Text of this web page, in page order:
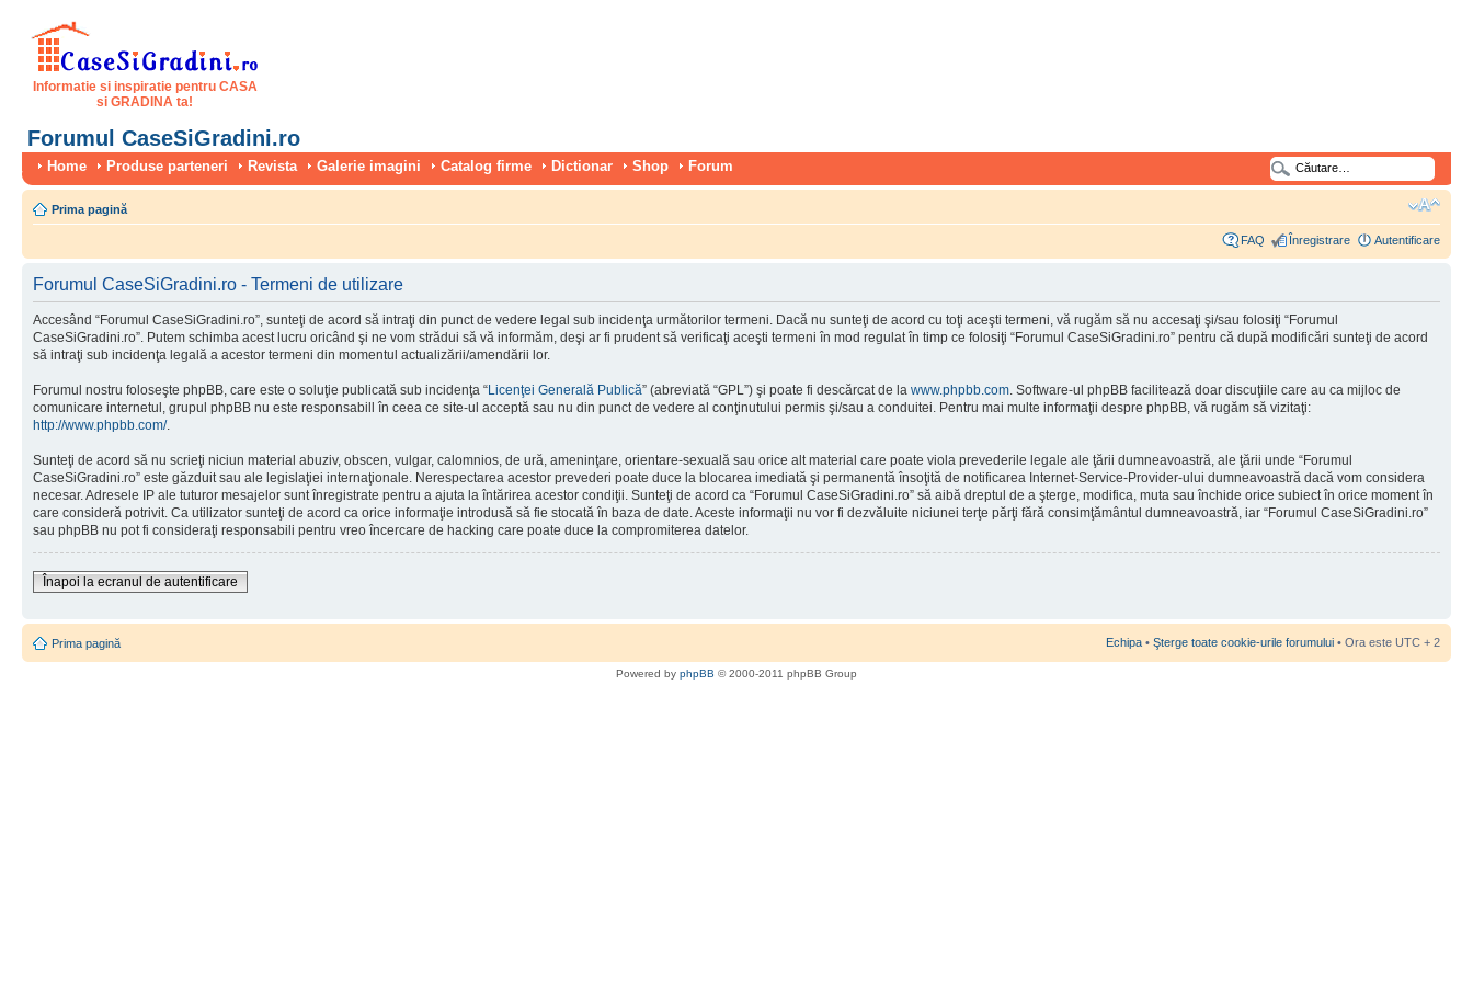
Informatie si inspiratie pentru CASA
si GRADINA ta!
Forumul CaseSiGradini.ro
Home Produse parteneri Revista Galerie imagini Catalog firme Dictionar Shop Forum
Prima pagină
FAQ Înregistrare Autentificare
Forumul CaseSiGradini.ro - Termeni de utilizare
Accesând “Forumul CaseSiGradini.ro”, sunteţi de acord să intraţi din punct de vedere legal sub incidenţa următorilor termeni. Dacă nu sunteţi de acord cu toţi aceşti termeni, vă rugăm să nu accesaţi şi/sau folosiţi “Forumul
CaseSiGradini.ro”. Putem schimba acest lucru oricând şi ne vom strădui să vă informăm, deşi ar fi prudent să verificaţi aceşti termeni în mod regulat în timp ce folosiţi “Forumul CaseSiGradini.ro” pentru că după modificări sunteţi de acord
să intraţi sub incidenţa legală a acestor termeni din momentul actualizării/amendării lor.
Forumul nostru foloseşte phpBB, care este o soluţie publicată sub incidenţa “Licenţei Generală Publică” (abreviată “GPL”) şi poate fi descărcat de la www.phpbb.com. Software-ul phpBB facilitează doar discuţiile care au ca mijloc de
comunicare internetul, grupul phpBB nu este responsabill în ceea ce site-ul acceptă sau nu din punct de vedere al conţinutului permis şi/sau a conduitei. Pentru mai multe informaţii despre phpBB, vă rugăm să vizitaţi:
http://www.phpbb.com/.
Sunteţi de acord să nu scrieţi niciun material abuziv, obscen, vulgar, calomnios, de ură, ameninţare, orientare-sexuală sau orice alt material care poate viola prevederile legale ale ţării dumneavoastră, ale ţării unde “Forumul
CaseSiGradini.ro” este găzduit sau ale legislaţiei internaţionale. Nerespectarea acestor prevederi poate duce la blocarea imediată şi permanentă însoţită de notificarea Internet-Service-Provider-ului dumneavoastră dacă vom considera
necesar. Adresele IP ale tuturor mesajelor sunt înregistrate pentru a ajuta la întărirea acestor condiţii. Sunteţi de acord ca “Forumul CaseSiGradini.ro” să aibă dreptul de a şterge, modifica, muta sau închide orice subiect în orice moment în
care consideră potrivit. Ca utilizator sunteţi de acord ca orice informaţie introdusă să fie stocată în baza de date. Aceste informaţii nu vor fi dezvăluite niciunei terţe părţi fără consimţământul dumneavoastră, iar “Forumul CaseSiGradini.ro”
sau phpBB nu pot fi consideraţi responsabili pentru vreo încercare de hacking care poate duce la compromiterea datelor.
Înapoi la ecranul de autentificare
Prima pagină Echipa • Şterge toate cookie-urile forumului • Ora este UTC + 2
Powered by phpBB © 2000-2011 phpBB Group